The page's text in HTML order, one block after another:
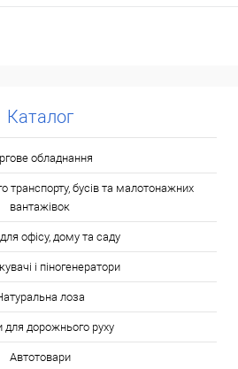
Каталог
обладнання
транспорту, бусів та малотонажних
вантажівок
офісу, дому та саду
і піногенератори
лоза
для дорожнього руху
Автотовари